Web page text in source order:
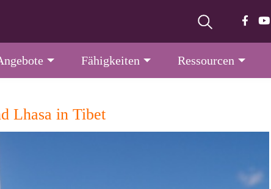
Fähigkeiten Ressourcen
Lhasa in Tibet